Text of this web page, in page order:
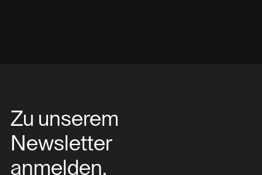
Zu unserem
Newsletter
anmelden.